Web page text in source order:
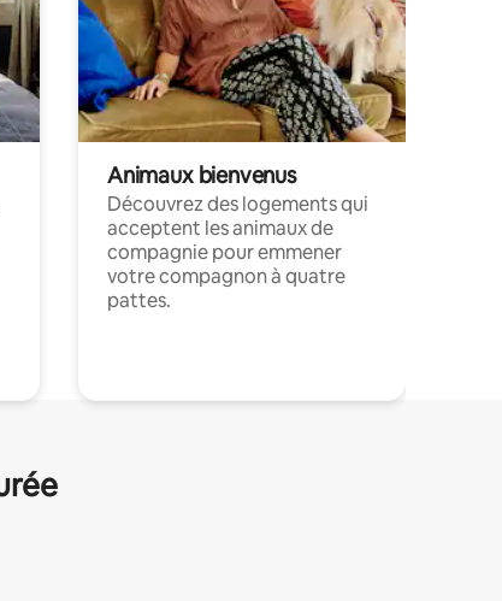
Animaux bienvenus
Découvrez des logements qui
acceptent les animaux de
compagnie pour emmener
votre compagnon à quatre
pattes.